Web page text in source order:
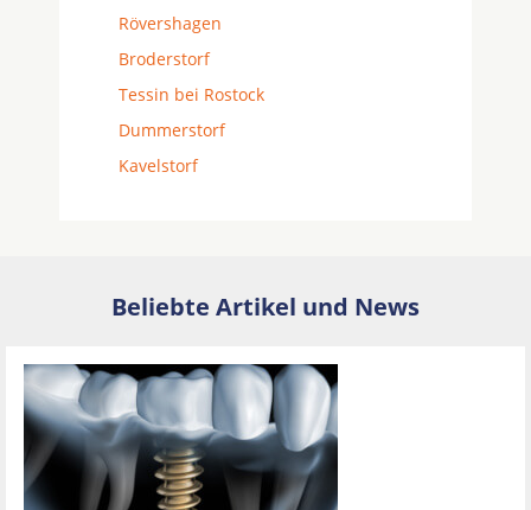
Rövershagen
Broderstorf
Tessin bei Rostock
Dummerstorf
Kavelstorf
Beliebte Artikel und News